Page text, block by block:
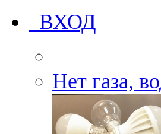
ВХОД
Нет газа,